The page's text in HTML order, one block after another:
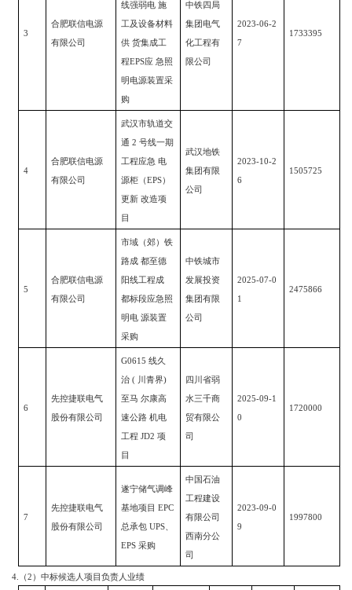
3
合肥联信电源
有限公司
线强弱电 施
工及设备材料
供 货集成工
程EPS应 急照
明电源装置采
购
中铁四局
集团电气
化工程有
限公司
2023-06-2
7
1733395
4
合肥联信电源
有限公司
武汉市轨道交
通 2号线一期
工程应急 电
源柜（EPS）
更新 改造项
目
武汉地铁
集团有限
公司
2023-10-2
6
1505725
5
合肥联信电源
有限公司
市域（郊）铁
路成 都至德
阳线工程成
都标段应急照
明电 源装置
采购
中铁城市
发展投资
集团有限
公司
2025-07-0
1
2475866
6
先控捷联电气
股份有限公司
G0615线久
治( 川青界)
至马 尔康高
速公路 机电
工程JD2项
目
四川省弱
水三千商
贸有限公
司
2025-09-1
0
1720000
7
先控捷联电气
股份有限公司
遂宁储气调峰
基地项目 EPC
总承包UPS
EPS采购
中国石油
工程建设
有限公司
西南分公
司
2023-09-0
9
1997800
4. （2 ）中标候选人项目负责人业绩